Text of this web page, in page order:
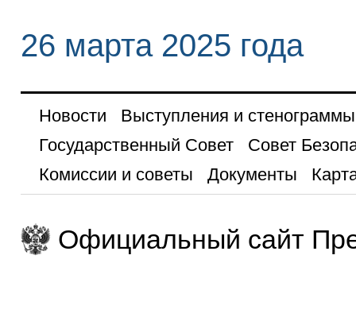
26 марта 2025 года
Новости
Выступления и стенограммы
Государственный Совет
Совет
Комиссии и советы
Документы
Официальный сайт